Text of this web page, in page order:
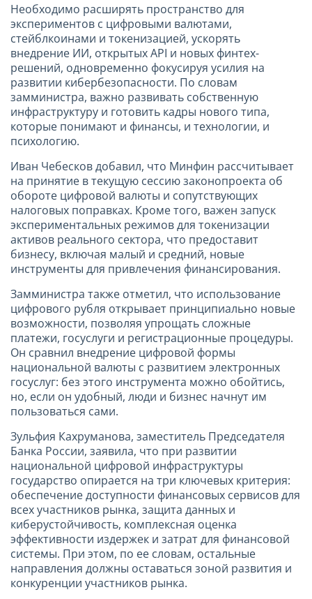
Необходимо расширять пространство для
экспериментов с цифровыми валютами,
стейблкоинами и токенизацией, ускорять
внедрение ИИ, открытых API и новых финтех-
решений, одновременно фокусируя усилия на
развитии кибербезопасности. По словам
замминистра, важно развивать собственную
инфраструктуру и готовить кадры нового типа,
которые понимают и финансы, и технологии, и
психологию.
Иван Чебесков добавил, что Минфин рассчитывает
на принятие в текущую сессию законопроекта об
обороте цифровой валюты и сопутствующих
налоговых поправках. Кроме того, важен запуск
экспериментальных режимов для токенизации
активов реального сектора, что предоставит
бизнесу, включая малый и средний, новые
инструменты для привлечения финансирования.
Замминистра также отметил, что использование
цифрового рубля открывает принципиально новые
возможности, позволяя упрощать сложные
платежи, госуслуги и регистрационные процедуры.
Он сравнил внедрение цифровой формы
национальной валюты с развитием электронных
госуслуг: без этого инструмента можно обойтись,
но, если он удобный, люди и бизнес начнут им
пользоваться сами.
Зульфия Кахруманова, заместитель Председателя
Банка России, заявила, что при развитии
национальной цифровой инфраструктуры
государство опирается на три ключевых критерия:
обеспечение доступности финансовых сервисов для
всех участников рынка, защита данных и
киберустойчивость, комплексная оценка
эффективности издержек и затрат для финансовой
системы. При этом, по ее словам, остальные
направления должны оставаться зоной развития и
конкуренции участников рынка.